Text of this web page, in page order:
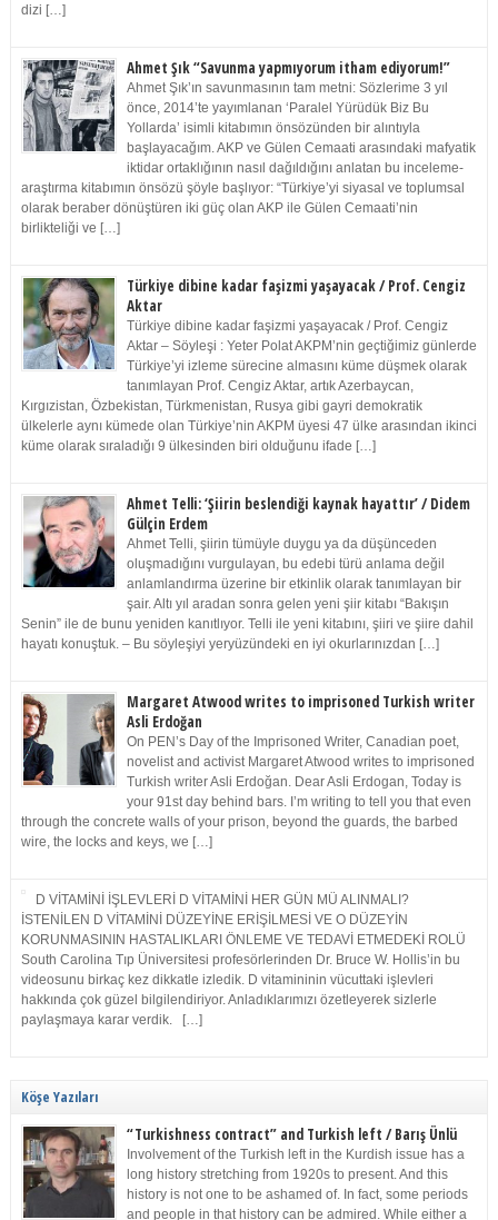
dizi […]
Ahmet Şık “Savunma yapmıyorum itham ediyorum!”
Ahmet Şık’ın savunmasının tam metni: Sözlerime 3 yıl
önce, 2014’te yayımlanan ‘Paralel Yürüdük Biz Bu
Yollarda’ isimli kitabımın önsözünden bir alıntıyla
başlayacağım. AKP ve Gülen Cemaati arasındaki mafyatik
iktidar ortaklığının nasıl dağıldığını anlatan bu inceleme-
araştırma kitabımın önsözü şöyle başlıyor: “Türkiye’yi siyasal ve toplumsal
olarak beraber dönüştüren iki güç olan AKP ile Gülen Cemaati’nin
birlikteliği ve […]
Türkiye dibine kadar faşizmi yaşayacak / Prof. Cengiz
Aktar
Türkiye dibine kadar faşizmi yaşayacak / Prof. Cengiz
Aktar – Söyleşi : Yeter Polat AKPM’nin geçtiğimiz günlerde
Türkiye’yi izleme sürecine almasını küme düşmek olarak
tanımlayan Prof. Cengiz Aktar, artık Azerbaycan,
Kırgızistan, Özbekistan, Türkmenistan, Rusya gibi gayri demokratik
ülkelerle aynı kümede olan Türkiye’nin AKPM üyesi 47 ülke arasından ikinci
küme olarak sıraladığı 9 ülkesinden biri olduğunu ifade […]
Ahmet Telli: ‘Şiirin beslendiği kaynak hayattır’ / Didem
Gülçin Erdem
Ahmet Telli, şiirin tümüyle duygu ya da düşünceden
oluşmadığını vurgulayan, bu edebi türü anlama değil
anlamlandırma üzerine bir etkinlik olarak tanımlayan bir
şair. Altı yıl aradan sonra gelen yeni şiir kitabı “Bakışın
Senin” ile de bunu yeniden kanıtlıyor. Telli ile yeni kitabını, şiiri ve şiire dahil
hayatı konuştuk. – Bu söyleşiyi yeryüzündeki en iyi okurlarınızdan […]
Margaret Atwood writes to imprisoned Turkish writer
Asli Erdoğan
On PEN’s Day of the Imprisoned Writer, Canadian poet,
novelist and activist Margaret Atwood writes to imprisoned
Turkish writer Asli Erdoğan. Dear Asli Erdogan, Today is
your 91st day behind bars. I’m writing to tell you that even
through the concrete walls of your prison, beyond the guards, the barbed
wire, the locks and keys, we […]
D VİTAMİNİ İŞLEVLERİ D VİTAMİNİ HER GÜN MÜ ALINMALI?
İSTENİLEN D VİTAMİNİ DÜZEYİNE ERİŞİLMESİ VE O DÜZEYİN
KORUNMASININ HASTALIKLARI ÖNLEME VE TEDAVİ ETMEDEKİ ROLÜ
South Carolina Tıp Üniversitesi profesörlerinden Dr. Bruce W. Hollis’in bu
videosunu birkaç kez dikkatle izledik. D vitamininin vücuttaki işlevleri
hakkında çok güzel bilgilendiriyor. Anladıklarımızı özetleyerek sizlerle
paylaşmaya karar verdik. […]
Köşe Yazıları
“Turkishness contract” and Turkish left / Barış Ünlü
Involvement of the Turkish left in the Kurdish issue has a
long history stretching from 1920s to present. And this
history is not one to be ashamed of. In fact, some periods
and people in that history can be admired. While either a